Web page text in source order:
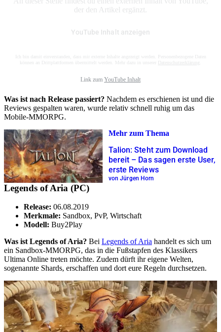
der den Artikel ergänzt.
YouTube Inhalt anzeigen
Ich bin damit einverstanden, dass mir externe Inhalte angezeigt werden. Personenbezogene Daten
können an Drittplattformen übermittelt werden. Mehr dazu in unserer Datenschutzerklärung
Link zum YouTube Inhalt
Was ist nach Release passiert? Nachdem es erschienen ist und die
Reviews gespalten waren, wurde relativ schnell ruhig um das
Mobile-MMORPG.
Mehr zum Thema
Talion: Steht zum Download
bereit – Das sagen erste User,
erste Reviews
von Jürgen Horn
Legends of Aria (PC)
Release: 06.08.2019
Merkmale: Sandbox, PvP, Wirtschaft
Modell: Buy2Play
Was ist Legends of Aria? Bei Legends of Aria handelt es sich um
ein Sandbox-MMORPG, das in die Fußstapfen des Klassikers
Ultima Online treten möchte. Zudem dürft ihr eigene Welten,
sogenannte Shards, erschaffen und dort eure Regeln durchsetzen.